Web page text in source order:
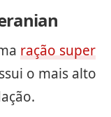
ração super
o mais alto